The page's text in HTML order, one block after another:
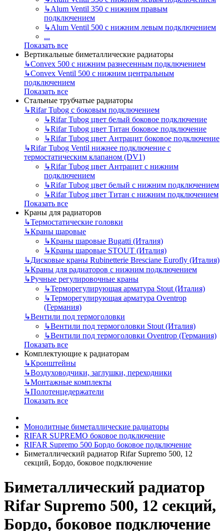
↳Alum Ventil 350 с нижним правым
подключением
↳Alum Ventil 500 с нижним левым подключением
...
Показать все
Вертикальные биметаллические радиаторы
↳Convex 500 с нижним разнесенным подключением
↳Convex Ventil 500 с нижним центральным
подключением
Показать все
Стальные трубчатые радиаторы
↳Rifar Tubog с боковым подключением
↳Rifar Tubog цвет белый боковое подключение
↳Rifar Tubog цвет Титан боковое подключение
↳Rifar Tubog цвет Антрацит боковое подключение
↳Rifar Tubog Ventil нижнее подключение с
термостатическим клапаном (DV1)
↳Rifar Tubog цвет Антрацит с нижним
подключением
↳Rifar Tubog цвет белый с нижним подключением
↳Rifar Tubog цвет Титан с нижним подключением
Показать все
Краны для радиаторов
↳Термостатические головки
↳Краны шаровые
↳Краны шаровые Bugatti (Италия)
↳Краны шаровые STOUT (Италия)
↳Дисковые краны Rubinetterie Bresciane Eurofly (Италия)
↳Краны для радиаторов с нижним подключением
↳Ручные регулировочные краны
↳Терморегулирующая арматура Stout (Италия)
↳Терморегулирующая арматура Oventrop
(Германия)
↳Вентили под термоголовки
↳Вентили под термоголовки Stout (Италия)
↳Вентили под термоголовки Oventrop (Германия)
Показать все
Комплектующие к радиаторам
↳Кронштейны
↳Воздуховодчики, заглушки, переходники
↳Монтажные комплекты
↳Полотенцедержатели
Показать все
Монолитные биметаллические радиаторы
RIFAR SUPREMO боковое подключение
RIFAR Supremo 500 Бордо боковое подключение
Биметаллический радиатор Rifar Supremo 500, 12
секций, Бордо, боковое подключение
Биметаллический радиатор
Rifar Supremo 500, 12 секций,
Бордо, боковое подключение